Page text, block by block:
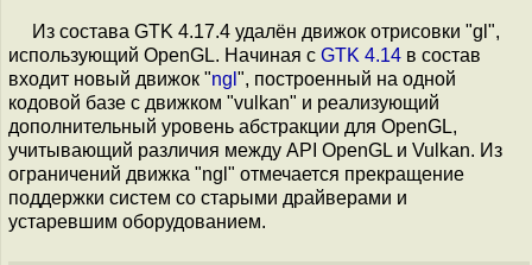
Из состава GTK 4.17.4 удалён движок отрисовки "gl",
использующий OpenGL. Начиная с GTK 4.14 в состав
входит новый движок "ngl ", построенный на одной
кодовой базе с движком "vulkan" и реализующий
дополнительный уровень абстракции для OpenGL,
учитывающий различия между API OpenGL и Vulkan. Из
ограничений движка "ngl" отмечается прекращение
поддержки систем со старыми драйверами и
устаревшим оборудованием.